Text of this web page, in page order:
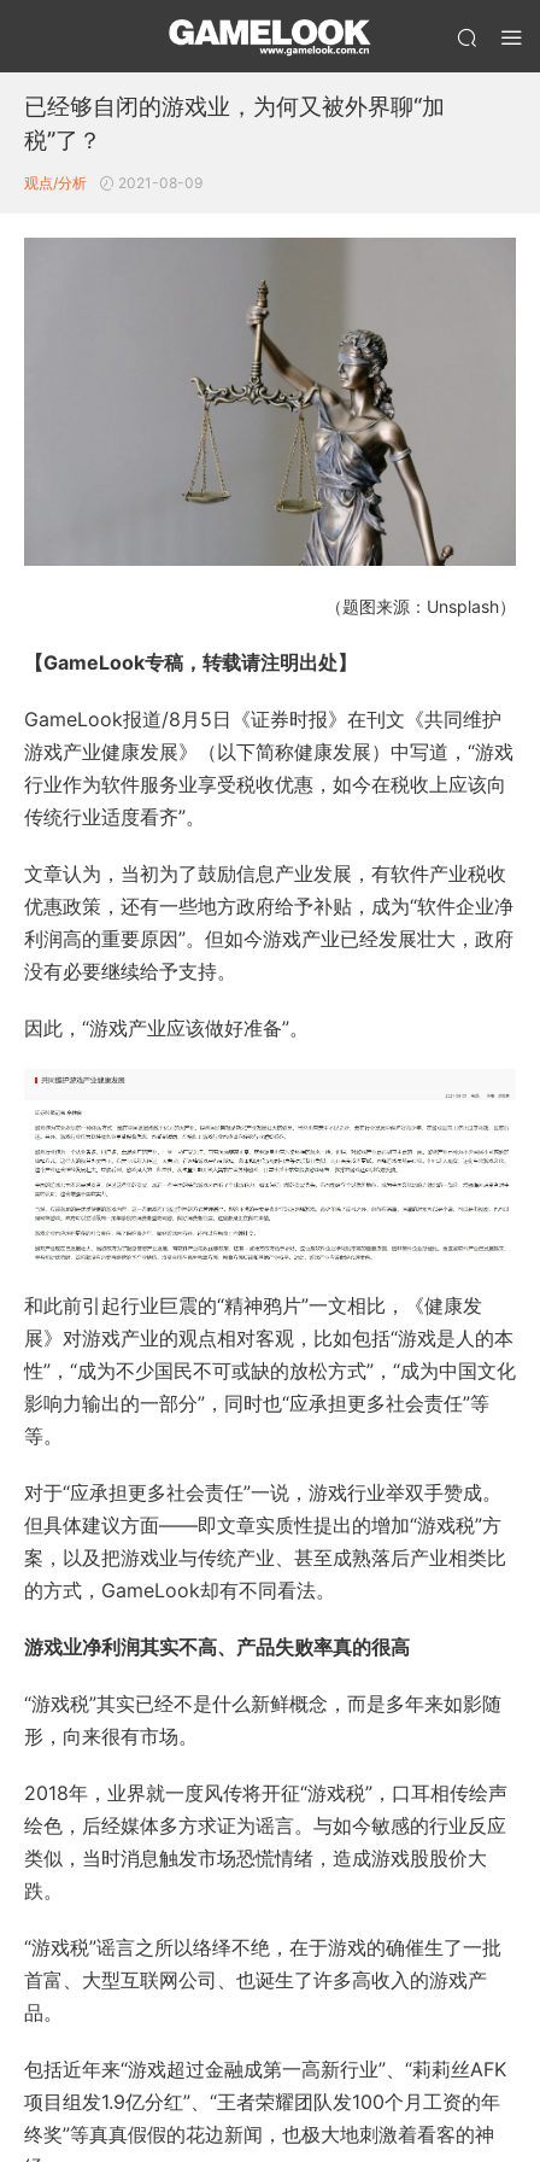
已经够自闭的游戏业，为何又被外界聊“加
税”了？
观点/分析 2021-08-09
（题图来源：Unsplash）
【GameLook专稿，转载请注明出处】
GameLook报道/8月5日《证券时报》在刊文《共同维护
游戏产业健康发展》（以下简称健康发展）中写道，“游戏
行业作为软件服务业享受税收优惠，如今在税收上应该向
传统行业适度看齐”。
文章认为，当初为了鼓励信息产业发展，有软件产业税收
优惠政策，还有一些地方政府给予补贴，成为“软件企业净
利润高的重要原因”。但如今游戏产业已经发展壮大，政府
没有必要继续给予支持。
因此，“游戏产业应该做好准备”。
和此前引起行业巨震的“精神鸦片”一文相比，《健康发
展》对游戏产业的观点相对客观，比如包括“游戏是人的本
性”，“成为不少国民不可或缺的放松方式”，“成为中国文化
影响力输出的一部分”，同时也“应承担更多社会责任”等
等。
对于“应承担更多社会责任”一说，游戏行业举双手赞成。
但具体建议方面——即文章实质性提出的增加“游戏税”方
案，以及把游戏业与传统产业、甚至成熟落后产业相类比
的方式，GameLook却有不同看法。
游戏业净利润其实不高、产品失败率真的很高
“游戏税”其实已经不是什么新鲜概念，而是多年来如影随
形，向来很有市场。
2018年，业界就一度风传将开征“游戏税”，口耳相传绘声
绘色，后经媒体多方求证为谣言。与如今敏感的行业反应
类似，当时消息触发市场恐慌情绪，造成游戏股股价大
跌。
“游戏税”谣言之所以络绎不绝，在于游戏的确催生了一批
首富、大型互联网公司、也诞生了许多高收入的游戏产
品。
包括近年来“游戏超过金融成第一高新行业”、“莉莉丝AFK
项目组发1.9亿分红”、“王者荣耀团队发100个月工资的年
终奖”等真真假假的花边新闻，也极大地刺激着看客的神